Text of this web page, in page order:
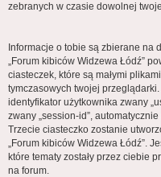
zebranych w czasie dowolnej
Informacje o tobie są zbierane na
„Forum kibiców Widzewa Łódź”
ciasteczek, które są małymi
tymczasowych twojej
identyfikator użytkownika zwany
zwany „session-id”,
Trzecie ciasteczko zostanie
„Forum kibiców Widzewa Łódź”.
które tematy zostały przez ciebie
na forum.